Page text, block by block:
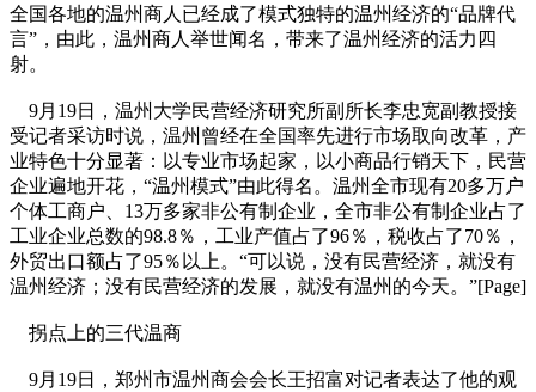
全国各地的温州商人已经成了模式独特的温州经济的“品牌代
言”，由此，温州商人举世闻名，带来了温州经济的活力四
射。
9月19日，温州大学民营经济研究所副所长李忠宽副教授接
受记者采访时说，温州曾经在全国率先进行市场取向改革，产
业特色十分显著：以专业市场起家，以小商品行销天下，民营
企业遍地开花，“温州模式”由此得名。温州全市现有20多万户
个体工商户、13万多家非公有制企业，全市非公有制企业占了
工业企业总数的98.8％，工业产值占了96％，税收占了70％，
外贸出口额占了95％以上。“可以说，没有民营经济，就没有
温州经济；没有民营经济的发展，就没有温州的今天。”[Page]
拐点上的三代温商
9月19日，郑州市温州商会会长王招富对记者表达了他的观